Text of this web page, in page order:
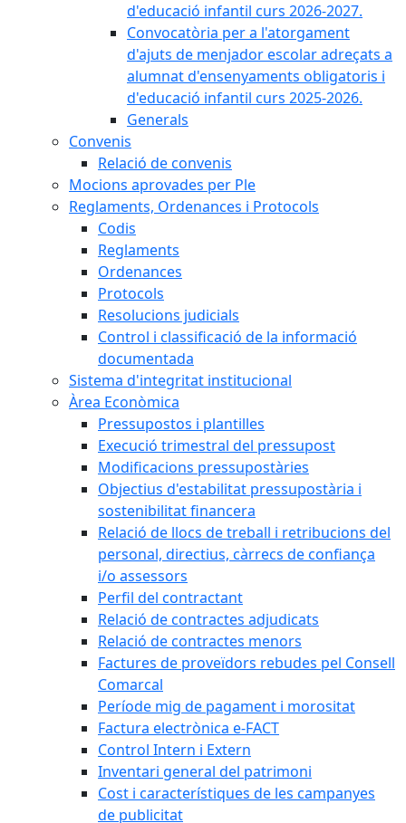
d'educació infantil curs 2026-2027.
Convocatòria per a l'atorgament
d'ajuts de menjador escolar adreçats a
alumnat d'ensenyaments obligatoris i
d'educació infantil curs 2025-2026.
Generals
Convenis
Relació de convenis
Mocions aprovades per Ple
Reglaments, Ordenances i Protocols
Codis
Reglaments
Ordenances
Protocols
Resolucions judicials
Control i classificació de la informació
documentada
Sistema d'integritat institucional
Àrea Econòmica
Pressupostos i plantilles
Execució trimestral del pressupost
Modificacions pressupostàries
Objectius d'estabilitat pressupostària i
sostenibilitat financera
Relació de llocs de treball i retribucions del
personal, directius, càrrecs de confiança
i/o assessors
Perfil del contractant
Relació de contractes adjudicats
Relació de contractes menors
Factures de proveïdors rebudes pel Consell
Comarcal
Període mig de pagament i morositat
Factura electrònica e-FACT
Control Intern i Extern
Inventari general del patrimoni
Cost i característiques de les campanyes
de publicitat